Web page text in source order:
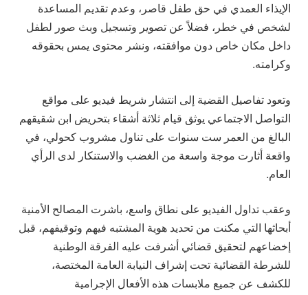
الإيذاء العمدي في حق طفل قاصر، وعدم تقديم المساعدة
لشخص في خطر، فضلاً عن تصوير وتسجيل وبث صور لطفل
داخل مكان خاص دون موافقته، ونشر محتوى يمس بحقوقه
وكرامته.
وتعود تفاصيل القضية إلى انتشار شريط فيديو على مواقع
التواصل الاجتماعي يوثق قيام ثلاثة أشقاء بتحريض ابن شقيقهم
البالغ من العمر ست سنوات على تناول مشروب كحولي، في
واقعة أثارت موجة واسعة من الغضب والاستنكار لدى الرأي
العام.
وعقب تداول الفيديو على نطاق واسع، باشرت المصالح الأمنية
أبحاثها التي مكنت من تحديد هوية المشتبه فيهم وتوقيفهم، قبل
إخضاعهم لتحقيق قضائي أشرفت عليه الفرقة الوطنية
للشرطة القضائية تحت إشراف النيابة العامة المختصة،
للكشف عن جميع ملابسات هذه الأفعال الإجرامية